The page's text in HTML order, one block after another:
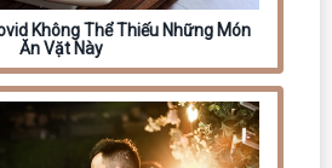
Không Thể Thiếu Những Món
Ăn Vặt Này